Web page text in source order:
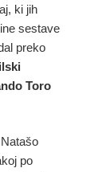
ki jih
sestave
preko
Toro
po